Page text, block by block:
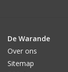
De Warande
Over ons
Sitemap